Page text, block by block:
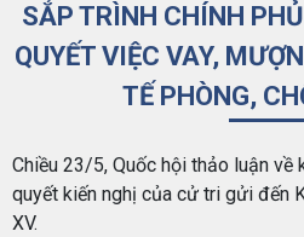
SẮP TRÌNH CHÍNH
QUYẾT VIỆC VAY,
TẾ PHÒNG,
Chiều 23/5, Quốc hội thảo luận
quyết kiến nghị của cử tri gửi đến
XV.